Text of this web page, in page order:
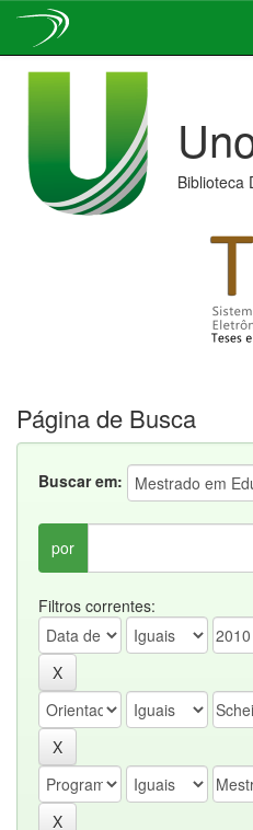
Biblioteca
Página de Busca
Buscar em:
por
Filtros correntes: